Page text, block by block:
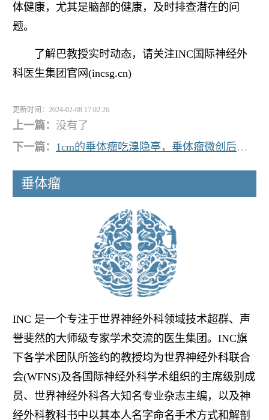
体健康，尤其是脑部的健康，及时排查潜在的问
题。
了解巴教授实时动态，请关注INC国际神经外
科医生集团官网(incsg.cn)
更新时间：2024-02-08 17:02:26
上一篇： 没有了
下一篇： 1cm的垂体瘤吃溴隐亭，垂体瘤微创后多久能做饭？
垂体瘤
INC 是一个专注于世界神经外科领域技术超群、声
誉斐然的大师级专家学术交流的医生集团。INC旗
下各学术团队所签约的教授均为世界神经外科联合
会(WFNS)及各国际神经外科学术组织的主席级别成
员、世界神经外科各大知名专业杂志主编，以及神
经外科教科书中以其本人名字命名手术方式和解剖